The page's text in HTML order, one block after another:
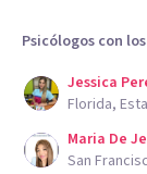
Psicólogos con
Jessica
Florida,
Maria De
San